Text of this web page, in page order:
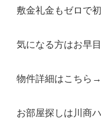
敷金礼金もゼロで
気になる方はお早
物件詳細はこちら→
お部屋探しは川商